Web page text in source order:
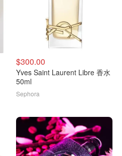
$300.00
Yves Saint Laurent Libre 香水
50ml
Sephora